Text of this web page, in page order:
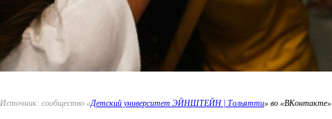
Источник: сообщество «Детский университет ЭЙНШТЕЙН | Тольятти» во «ВКонтакте»